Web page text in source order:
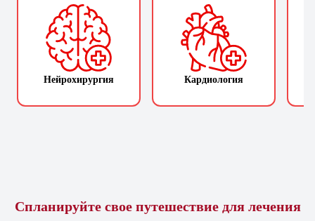
Нейрохирургия Кардиология
Спланируйте свое путешествие для лечения